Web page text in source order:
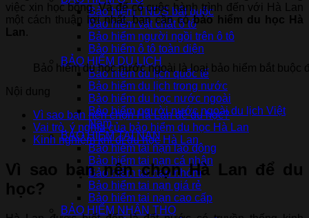
Bảo hiểm TNDS bắt buộc
Bảo hiểm vật chất ô tô
Bảo hiểm người ngồi trên ô tô
Bảo hiểm ô tô toàn diện
BẢO HIỂM DU LỊCH
Bảo hiểm du lịch quốc tế
Bảo hiểm du lịch trong nước
Bảo hiểm du học nước ngoài
Bảo hiểm người nước ngoài du lịch Việt
Nam
BẢO HIỂM TAI NẠN
Bảo hiểm tai nạn lao động
Bảo hiểm tai nạn cá nhân
Bảo hiểm tai nạn nhóm
Bảo hiểm tai nạn giá rẻ
Bảo hiểm tai nạn cao cấp
BẢO HIỂM NHÂN THỌ
việc xin học bổng. Và để có cuộc hành trình đến với Hà Lan
một cách thuận lợi nhất, bạn cần cóbảo hiểm du học Hà
Lan .
Bảo hiểm du học nước ngoài là loại bảo hiểm bắt
Nội dung
Vì sao bạn nên chọn Hà Lan để du học?
Vai trò, ý nghĩa của bảo hiểm du học Hà Lan
Kinh nghiệm khi đi du học Hà Lan
Vì sao bạn nên chọn Hà Lan để du
học?